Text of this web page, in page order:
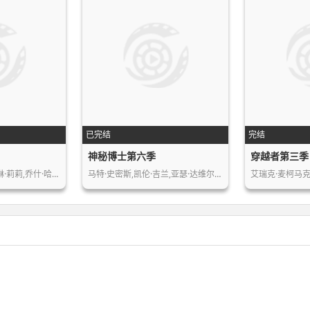
·莉莉,乔什·哈…
已完结
神秘博士第六季
马特·史密斯,凯伦·吉兰,亚瑟·达维尔…
完结
穿越者第三季